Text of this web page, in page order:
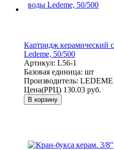
Картридж керамический
Ledeme, 50/500
Артикул: L56-1
Базовая единица: шт
Производитель: LEDEME
Цена(РРЦ) 130.03 руб.
В корзину